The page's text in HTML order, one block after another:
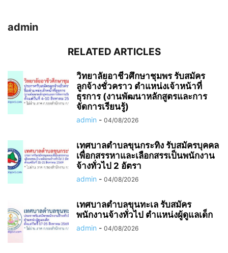
admin
RELATED ARTICLES
วิทยาลัยอาชีวศึกษาชุมพร รับสมัคร
ลูกจ้างชั่วคราว ตำแหน่งเจ้าหน้าที่
ธุรการ (งานพัฒนาหลักสูตรและการ
จัดการเรียนรู้)
admin - 04/08/2026
เทศบาลตำบลขุนกระทิง รับสมัครบุคคล
เพื่อกสรรหาและเลือกสรรเป็นพนักงาน
จ้างทั่วไป 2 อัตรา
admin - 04/08/2026
เทศบาลตำบลขุนทะเล รับสมัคร
พนักงานจ้างทั่วไป ตำแหน่งผู้ดูแลเด็ก
admin - 04/08/2026